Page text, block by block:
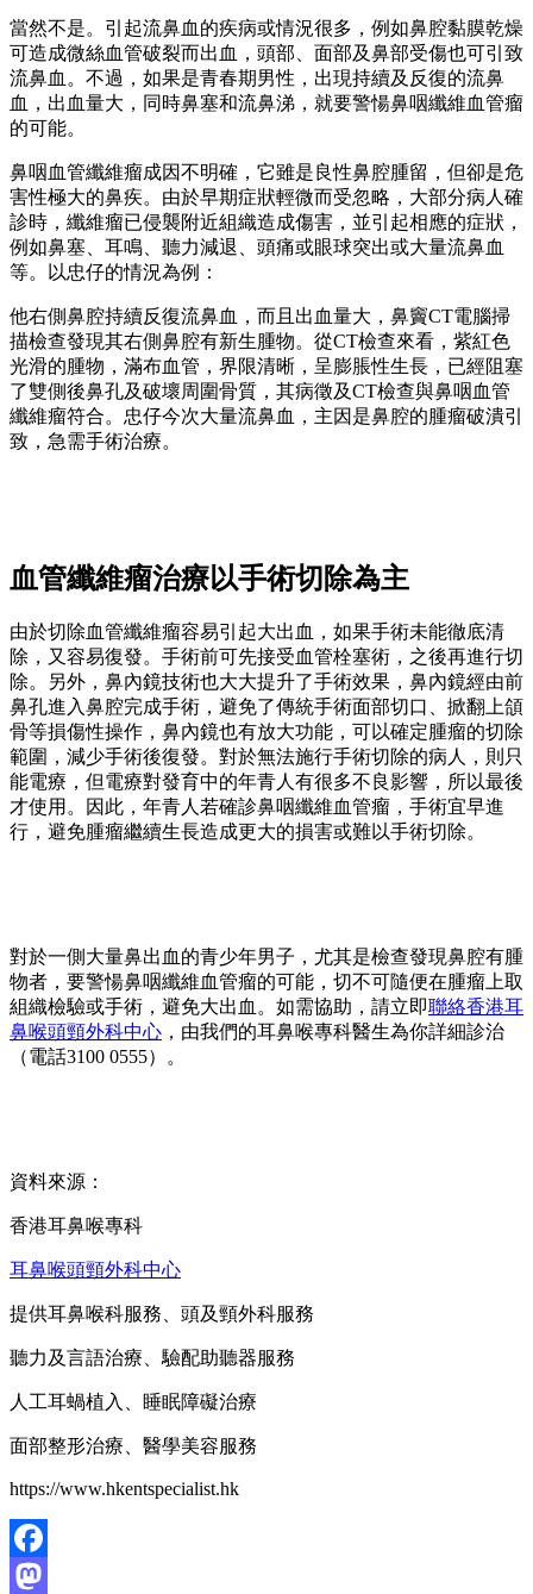
當然不是。引起流鼻血的疾病或情況很多，例如鼻腔黏膜乾燥
可造成微絲血管破裂而出血，頭部、面部及鼻部受傷也可引致
流鼻血。不過，如果是青春期男性，出現持續及反復的流鼻
血，出血量大，同時鼻塞和流鼻涕，就要警愓鼻咽纖維血管瘤
的可能。
鼻咽血管纖維瘤成因不明確，它雖是良性鼻腔腫留，但卻是危
害性極大的鼻疾。由於早期症狀輕微而受忽略，大部分病人確
診時，纖維瘤已侵襲附近組織造成傷害，並引起相應的症狀，
例如鼻塞、耳鳴、聽力減退、頭痛或眼球突出或大量流鼻血
等。以忠仔的情況為例：
他右側鼻腔持續反復流鼻血，而且出血量大，鼻竇CT電腦掃
描檢查發現其右側鼻腔有新生腫物。從CT檢查來看，紫紅色
光滑的腫物，滿布血管，界限清晰，呈膨脹性生長，已經阻塞
了雙側後鼻孔及破壞周圍骨質，其病徵及CT檢查與鼻咽血管
纖維瘤符合。忠仔今次大量流鼻血，主因是鼻腔的腫瘤破潰引
致，急需手術治療。
血管纖維瘤治療以手術切除為主
由於切除血管纖維瘤容易引起大出血，如果手術未能徹底清
除，又容易復發。手術前可先接受血管栓塞術，之後再進行切
除。另外，鼻內鏡技術也大大提升了手術效果，鼻內鏡經由前
鼻孔進入鼻腔完成手術，避免了傳統手術面部切口、掀翻上頜
骨等損傷性操作，鼻內鏡也有放大功能，可以確定腫瘤的切除
範圍，減少手術後復發。對於無法施行手術切除的病人，則只
能電療，但電療對發育中的年青人有很多不良影響，所以最後
才使用。因此，年青人若確診鼻咽纖維血管瘤，手術宜早進
行，避免腫瘤繼續生長造成更大的損害或難以手術切除。
對於一側大量鼻出血的青少年男子，尤其是檢查發現鼻腔有腫
物者，要警愓鼻咽纖維血管瘤的可能，切不可隨便在腫瘤上取
組織檢驗或手術，避免大出血。如需協助，請立即聯絡香港耳
鼻喉頭頸外科中心 ，由我們的耳鼻喉專科醫生為你詳細診治
（電話3100 0555）。
資料來源：
香港耳鼻喉專科
耳鼻喉頭頸外科中心
提供耳鼻喉科服務、頭及頸外科服務
聽力及言語治療、驗配助聽器服務
人工耳蝸植入、睡眠障礙治療
面部整形治療、醫學美容服務
https://www.hkentspecialist.hk
Facebook